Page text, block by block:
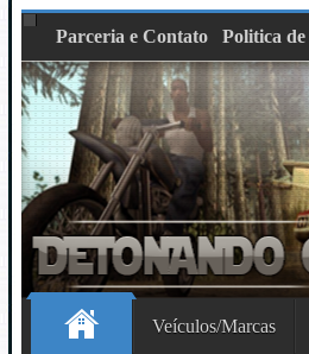
Parceria e Contato Politica
Veículos/Marcas